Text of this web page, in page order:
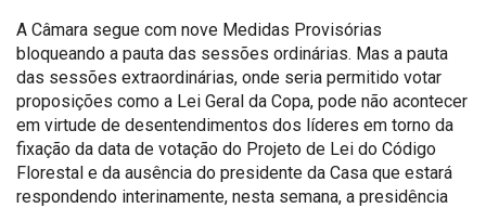
A Câmara segue com nove Medidas Provisórias
bloqueando a pauta das sessões ordinárias. Mas a pauta
das sessões extraordinárias, onde seria permitido votar
proposições como a Lei Geral da Copa, pode não acontecer
em virtude de desentendimentos dos líderes em torno da
fixação da data de votação do Projeto de Lei do Código
Florestal e da ausência do presidente da Casa que estará
respondendo interinamente, nesta semana, a presidência